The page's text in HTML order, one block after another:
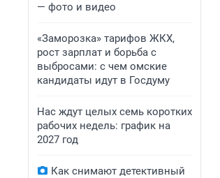
— фото и видео
«Заморозка» тарифов ЖКХ,
рост зарплат и борьба с
выбросами: с чем омские
кандидаты идут в Госдуму
Нас ждут целых семь коротких
рабочих недель: график на
2027 год
Как снимают детективный